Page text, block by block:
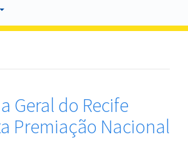
Geral do Recife
Premiação Nacional